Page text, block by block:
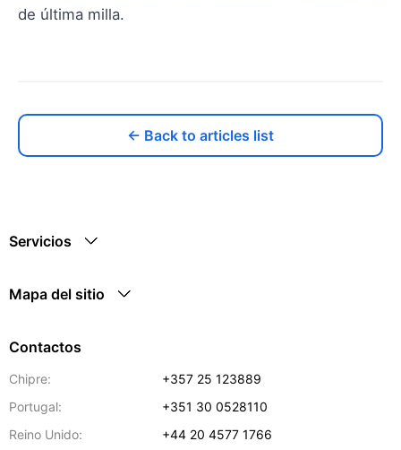
de última milla.
← Back to articles list
Servicios
Mapa del sitio
Contactos
Chipre:
+357 25 123889
Portugal:
+351 30 0528110
Reino Unido:
+44 20 4577 1766